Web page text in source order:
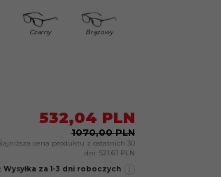
Czarny Brązowy
532,04 PLN
1070,00 PLN
cena produktu z ostatnich 30
dni: 521.61 PLN
Wysyłka za 1-3 dni roboczych